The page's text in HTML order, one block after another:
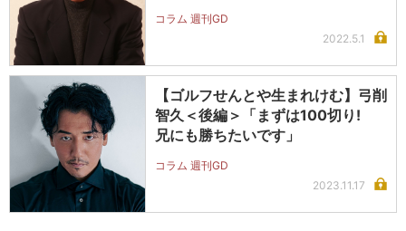
コラム 週刊GD
2022.5.1
【ゴルフせんとや生まれけむ】弓削
智久＜後編＞「まずは100切り!
兄にも勝ちたいです」
コラム 週刊GD
2023.11.17